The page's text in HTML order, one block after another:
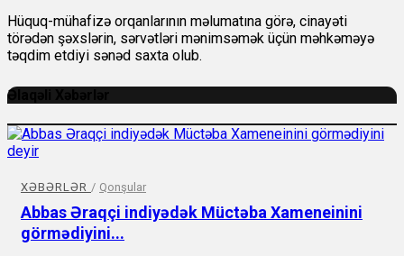
Hüquq-mühafizə orqanlarının məlumatına görə, cinayəti
törədən şəxslərin, sərvətləri mənimsəmək üçün məhkəməyə
təqdim etdiyi sənəd saxta olub.
Əlaqəli Xəbərlər
XƏBƏRLƏR / Qonşular
Abbas Əraqçi indiyədək Müctəba Xameneinini
görmədiyini...